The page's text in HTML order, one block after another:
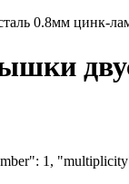
0.8мм цинк-
1,